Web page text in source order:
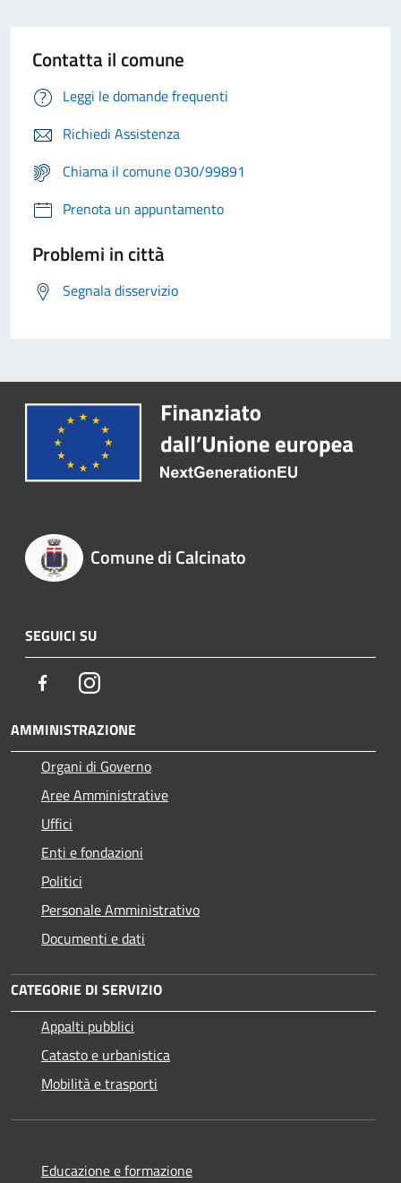
Contatta il comune
Leggi le domande frequenti
Richiedi Assistenza
Chiama il comune 030/99891
Prenota un appuntamento
Problemi in città
Segnala disservizio
Comune di Calcinato
SEGUICI SU
FacebookInstagram
AMMINISTRAZIONE
Organi di Governo
Aree Amministrative
Uffici
Enti e fondazioni
Politici
Personale Amministrativo
Documenti e dati
CATEGORIE DI SERVIZIO
Appalti pubblici
Catasto e urbanistica
Mobilità e trasporti
Educazione e formazione